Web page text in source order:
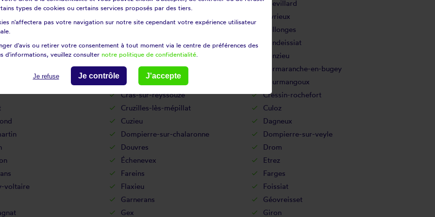
sur-ain Cheignieu-la-balme
Chevillard
Civrieux
Collonges
Condamine
Condeissiat
Contrevoz
Conzieu
Corlier
Cormaranche-en-bugey
Corveissiat
Courmangoux
Cras-sur-reyssouze
Cressin-rochefort
Cruzilles-lès-mépillat
Culoz
Cuzieu
Dagneux
Dompierre-sur-chalaronne
Dompierre-sur-veyle
Douvres
Drom
Échenevex
Etrez
Fareins
Farges
voltaire Flaxieu
Foissiat
Garnerans
Géovreisset
Gex
Giron
types de cookies ou certains services proposés par des tiers.
n'affectera pas votre navigation sur notre site cependant votre expérience utilisateur
d'avis ou retirer votre consentement à tout moment via le centre de préférences des
d'informations, veuillez consulter notre politique de confidentialité
Je refuse Je contrôle J'accepte